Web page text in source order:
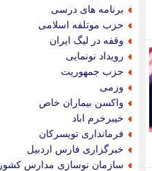
برنامه های درسی
حزب موتلفه اسلامی
وقفه در لیگ ایران
رویداد نونمایی
حزب جمهوریت
وزمی
واکسن بیماران خاص
خیبرخرم اباد
فرمانداری تویسرکان
خبرگزاری فارس اردبیل
سازمان نوسازی مدارس کشور